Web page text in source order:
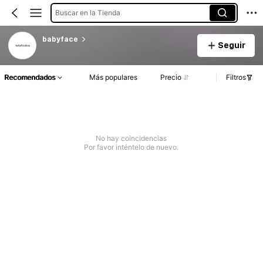
Buscar en la Tienda
babyface
Seguir
Recomendados Más populares Precio Filtros
No hay coincidencias
Por favor inténtelo de nuevo.